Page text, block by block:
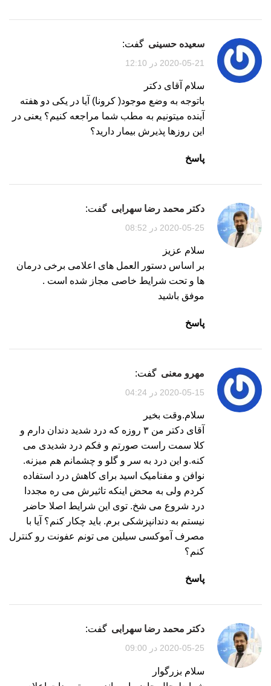
سعیده حسینی گفت:
2020-05-21 در 12:10
سلام آقای دکتر
باتوجه به وضع موجود( کرونا) آیا در یکی دو هفته
آینده میتونیم به مطب شما مراجعه کنیم؟ یعنی در
این روزها پذیرش بیمار دارید؟
پاسخ
دکتر محمد رضا سهرابی گفت:
2020-05-25 در 08:52
سلام عزیز
بر اساس دستور العمل های اعلامی برخی درمان
ها و تحت شرایط خاصی مجاز شده است .
موفق باشید
پاسخ
مهرو معنی گفت:
2020-05-15 در 04:24
سلام.وقت بخیر
آقای دکتر من ۳ روزه که درد شدید دندان دارم و
کلا سمت راست صورتم و فکم درد شدیدی می
کنه.و این درد به سر و گلو و چشمانم هم میزنه.
نوافن و مفنامیک اسید برای کاهش درد استفاده
کردم ولی به محض اینکه تاثیرش می ره مجددا
درد شروع می شخ. توی این شرایط اصلا حاضر
نیستم به دندانپزشکی برم. باید چکار کنم؟ آیا با
مصرف آموکسی سیلین می تونم عفونت رو کنترل
کنم؟
پاسخ
دکتر محمد رضا سهرابی گفت:
2020-05-25 در 09:00
سلام بزرگوار